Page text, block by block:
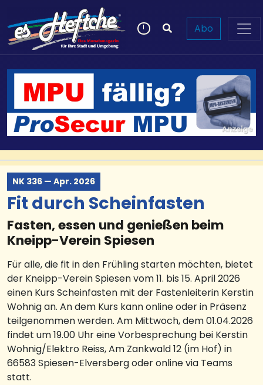
Abo
NK 336 — Apr. 2026
Fit durch Scheinfasten
Fasten, essen und genießen beim
Kneipp-Verein Spiesen
Für alle, die fit in den Frühling starten möchten, bietet
der Kneipp-Verein Spiesen vom 11. bis 15. April 2026
einen Kurs Scheinfasten mit der Fastenleiterin Kerstin
Wohnig an. An dem Kurs kann online oder in Präsenz
teilgenommen werden. Am Mittwoch, dem 01.04.2026
findet um 19.00 Uhr eine Vorbesprechung bei Kerstin
Wohnig/Elektro Reiss, Am Zankwald 12 (im Hof) in
66583 Spiesen-Elversberg oder online via Teams
statt.